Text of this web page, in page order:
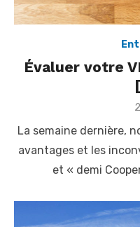
Évaluer votre
P
s
e
d
La semaine dernière,
avantages et les
et « demi